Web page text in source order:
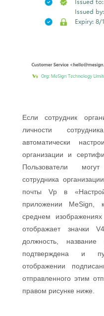
Если сотрудник
личности
автоматически
организации и
Пользователи
сотрудника
почты Vp в
приложении MeSign,
среднем
отображает значки
должность,
подтверждена и
отображении
отправленного этим
правом рисунке ниже.